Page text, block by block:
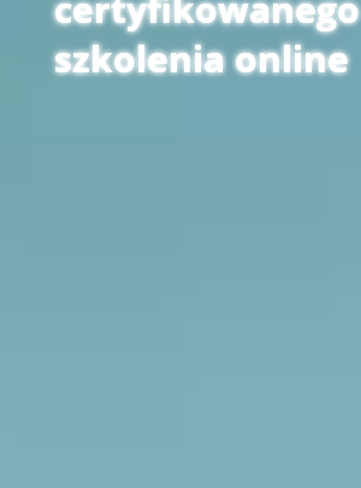
szkolenia online